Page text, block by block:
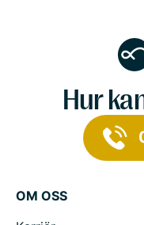
Hur
OM OSS